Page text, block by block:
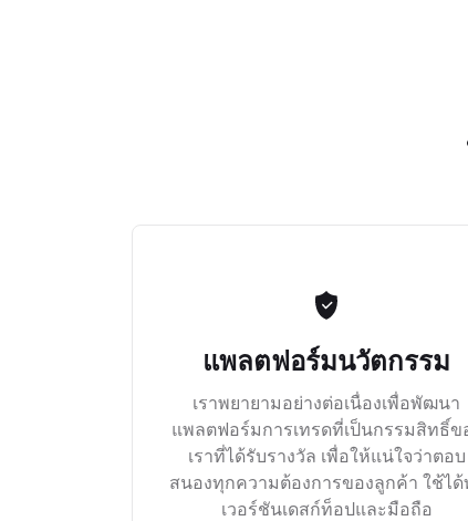
แพลตฟอร์มนวัตกรรม
เราพยายามอย่างต่อเนื่องเพื่อพัฒนา
แพลตฟอร์มการเทรดที่เป็นกรรมสิทธิ์ข
เราที่ได้รับรางวัล เพื่อให้แน่ใจว่าตอบ
สนองทุกความต้องการของลูกค้า ใช้ได้
เวอร์ชันเดสก์ท็อปและมือถือ